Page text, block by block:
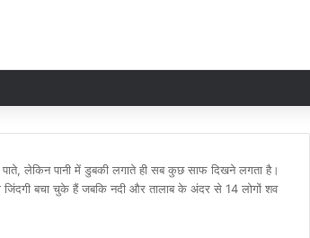
लेकिन पानी में डुबकी लगाते ही सब कुछ साफ दिखने लगता है।
जिंदगी बचा चुके हैं जबकि नदी और तालाब के अंदर से 14 लोगों शव